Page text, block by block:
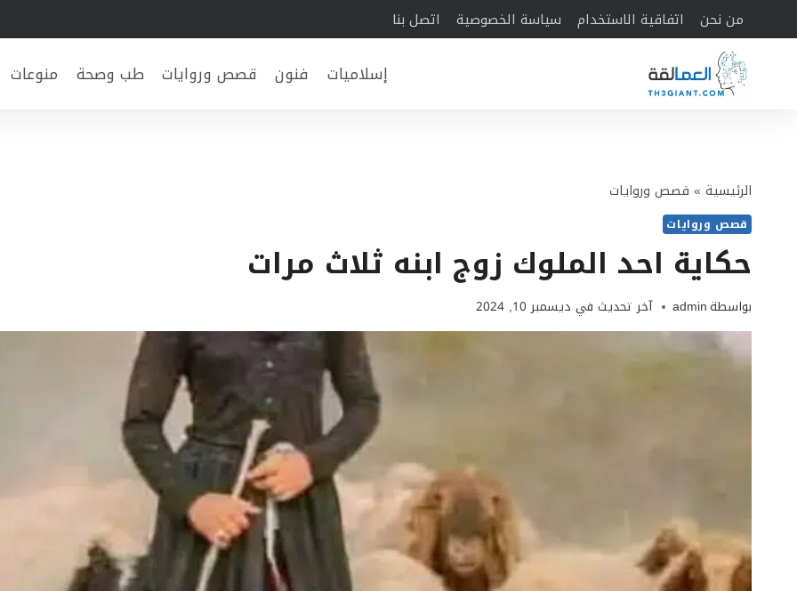
إلى
المحتوى
من نحن اتفاقية الاستخدام سياسة الخصوصية اتصل بنا
إسلاميات فنون قصص وروايات طب وصحة منوعات
الرئيسية » قصص وروايات
قصص وروايات
حكاية احد الملوك زوج ابنه ثلاث مرات
بواسطةadmin آخر تحديث في ديسمبر 10, 2024